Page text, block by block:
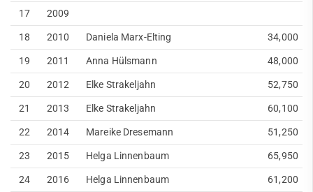
17
2009
18
2010 Daniela Marx-Elting
34,000
19
2011 Anna Hülsmann
48,000
20
2012 Elke Strakeljahn
52,750
21
2013 Elke Strakeljahn
60,100
22
2014 Mareike Dresemann
51,250
23
2015 Helga Linnenbaum
65,950
24
2016 Helga Linnenbaum
61,200